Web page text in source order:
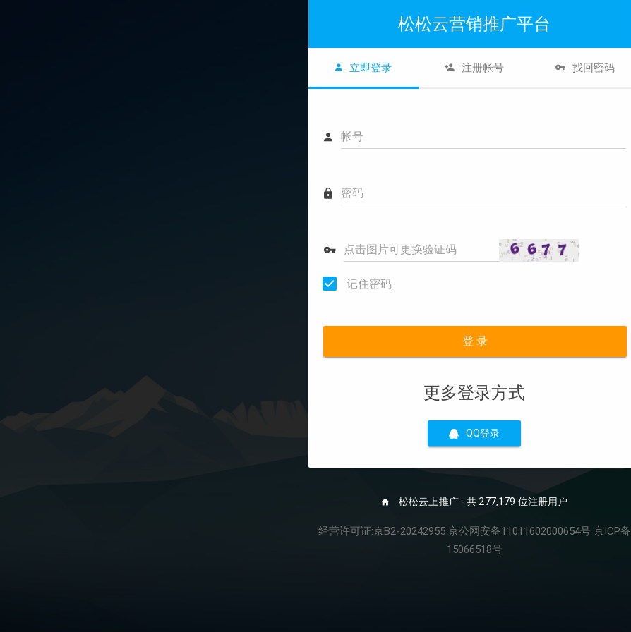
松松云营销推广平台
立即登录 注册帐号 找回密码
帐号
密码
点击图片可更换验证码
记住密码
登 录
更多登录方式
QQ登录
松松云上推广 - 共 277,179 位注册用户
经营许可证:京B2-20242955 京公网安备11011602000654号 京ICP备
15066518号